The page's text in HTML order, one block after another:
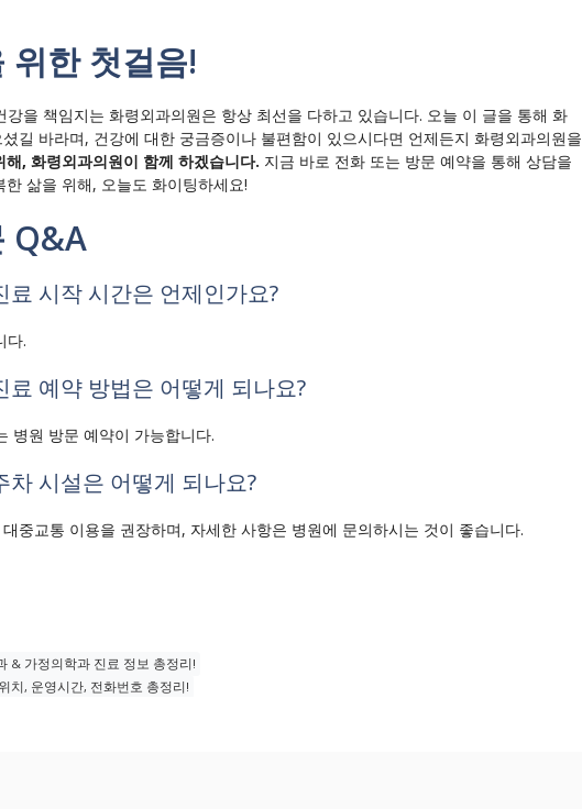
위한 첫걸음!
을 책임지는 화령외과의원은 항상 최선을 다하고 있습니다. 오늘 이 글을 통해 화
길 바라며, 건강에 대한 궁금증이나 불편함이 있으시다면 언제든지 화령외과의원을
해, 화령외과의원이 함께 하겠습니다. 지금 바로 전화 또는 방문 예약을 통해 상담을
삶을 위해, 오늘도 화이팅하세요!
Q&A
료 시작 시간은 언제인가요?
다.
료 예약 방법은 어떻게 되나요?
병원 방문 예약이 가능합니다.
차 시설은 어떻게 되나요?
중교통 이용을 권장하며, 자세한 사항은 병원에 문의하시는 것이 좋습니다.
& 가정의학과 진료 정보 총정리!
치, 운영시간, 전화번호 총정리!